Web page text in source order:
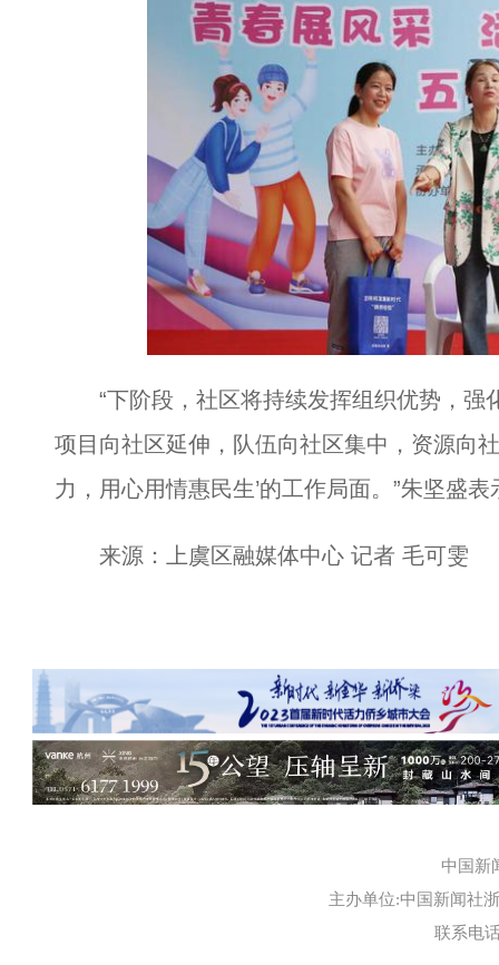
“下阶段，社区将持续发挥组织优势，强
项目向社区延伸，队伍向社区集中，资源向
力，用心用情惠民生’的工作局面。”朱坚盛表
来源：上虞区融媒体中心 记者 毛可雯
中国新
主办单位:中国新闻社
联系电